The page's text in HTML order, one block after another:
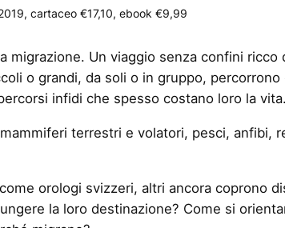
cartaceo €17,10, ebook €9,99
Un viaggio senza confini ricco
o grandi, da soli o in gruppo, percorrono
infidi che spesso costano loro la vita.
terrestri e volatori, pesci, anfibi,
orologi svizzeri, altri ancora coprono
la loro destinazione? Come si